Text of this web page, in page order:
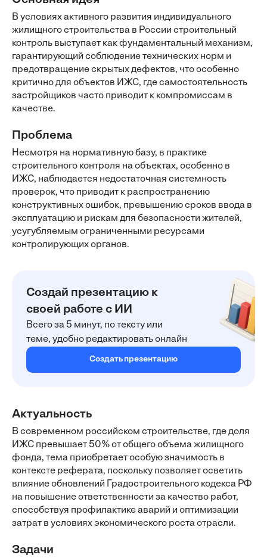
В условиях активного развития индивидуального
жилищного строительства в России строительный
контроль выступает как фундаментальный механизм,
гарантирующий соблюдение технических норм и
предотвращение скрытых дефектов, что особенно
критично для объектов ИЖС, где самостоятельность
застройщиков часто приводит к компромиссам в
качестве.
Проблема
Несмотря на нормативную базу, в практике
строительного контроля на объектах, особенно в
ИЖС, наблюдается недостаточная системность
проверок, что приводит к распространению
конструктивных ошибок, превышению сроков ввода в
эксплуатацию и рискам для безопасности жителей,
усугубляемым ограниченными ресурсами
контролирующих органов.
Создай презентацию к
своей работе с ИИ
Всего за 5 минут, по тексту или
теме, удобно редактировать онлайн
Создать презентацию
Актуальность
В современном российском строительстве, где доля
ИЖС превышает 50% от общего объема жилищного
фонда, тема приобретает особую значимость в
контексте реферата, поскольку позволяет осветить
влияние обновлений Градостроительного кодекса РФ
на повышение ответственности за качество работ,
способствуя профилактике аварий и оптимизации
затрат в условиях экономического роста отрасли.
Задачи